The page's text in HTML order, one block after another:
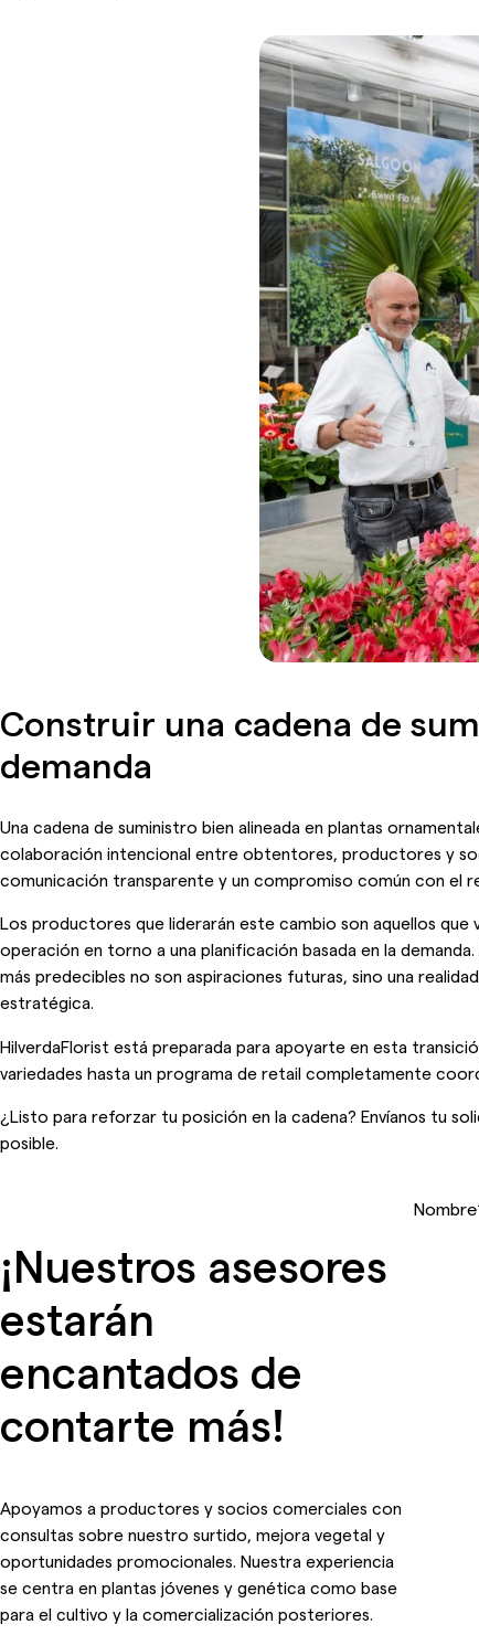
Construir una cadena de
demanda
Una cadena de suministro bien alineada en plantas
colaboración intencional entre obtentores, productores y
comunicación transparente y un compromiso común con el
Los productores que liderarán este cambio son aquellos que
operación en torno a una planificación basada en la
más predecibles no son aspiraciones futuras, sino una
estratégica.
HilverdaFlorist está preparada para apoyarte en esta
variedades hasta un programa de retail completamente
¿Listo para reforzar tu posición en la cadena? Envíanos tu
posible.
¡Nuestros asesores
estarán
encantados de
contarte más!
Apoyamos a productores y socios comerciales con
consultas sobre nuestro surtido, mejora vegetal y
oportunidades promocionales. Nuestra experiencia
se centra en plantas jóvenes y genética como base
para el cultivo y la comercialización posteriores.
Nombre